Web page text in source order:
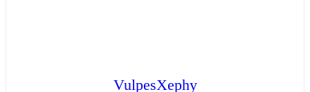
VulpesXephy